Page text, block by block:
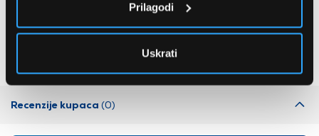
Prilagodi
Uskrati
W4E Zamrzivač
703,99 EUR
Recenzije kupaca (0)